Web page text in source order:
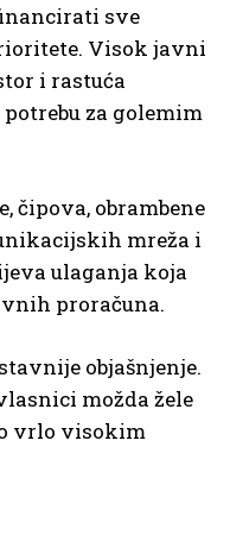
sve
Visok javni
i rastuća
za golemim
čipova, obrambene
mreža i
ulaganja koja
proračuna.
objašnjenje.
možda žele
vrlo visokim